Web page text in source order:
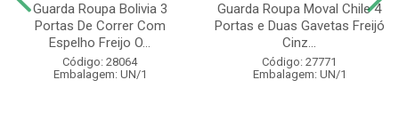
Guarda Roupa Bolivia 3
Portas De Correr Com
Espelho Freijo O...
Código: 28064
Embalagem: UN/1
Guarda Roupa Moval Chile 4
Portas e Duas Gavetas Freijó
Cinz...
Código: 27771
Embalagem: UN/1